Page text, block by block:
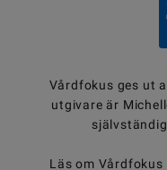
Vårdfokus ges ut
utgivare är
Läs om Vårdfokus